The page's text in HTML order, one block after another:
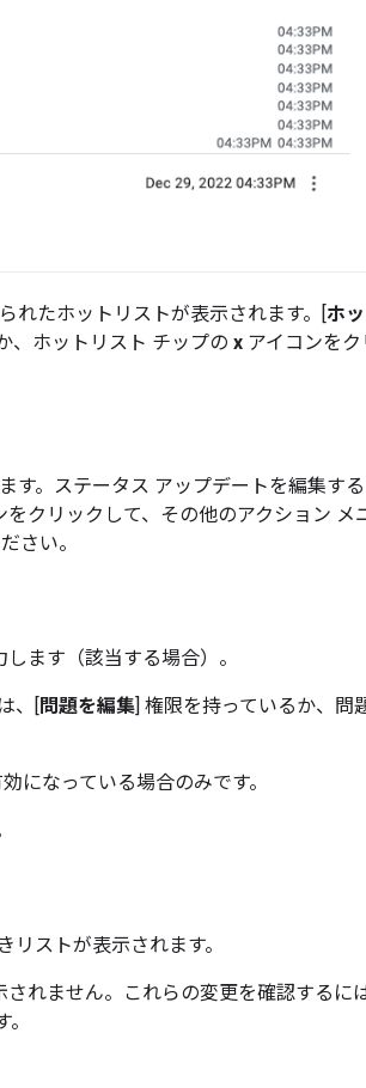
れたホットリストが表示されます。[ホ
、ホットリスト チップの x アイコンをク
す。ステータス アップデートを編集す
をクリックして、その他のアクション メ
さい。
ます（該当する場合）。
、[問題を編集] 権限を持っているか、問
になっている場合のみです。
リストが表示されます。
れません。これらの変更を確認するに